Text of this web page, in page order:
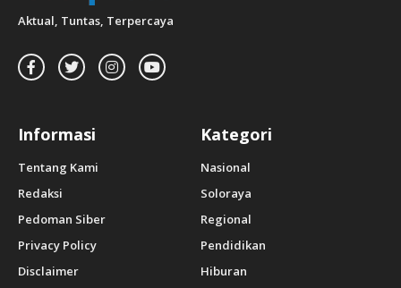
Aktual, Tuntas, Terpercaya
Informasi
Tentang Kami
Redaksi
Pedoman Siber
Privacy Policy
Disclaimer
Kategori
Nasional
Soloraya
Regional
Pendidikan
Hiburan